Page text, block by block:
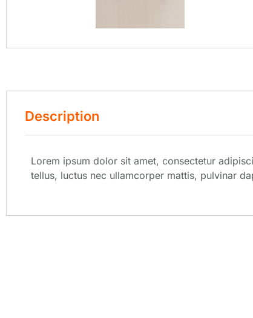
Description
Lorem ipsum dolor sit amet, consectetur
tellus, luctus nec ullamcorper mattis, pulvinar